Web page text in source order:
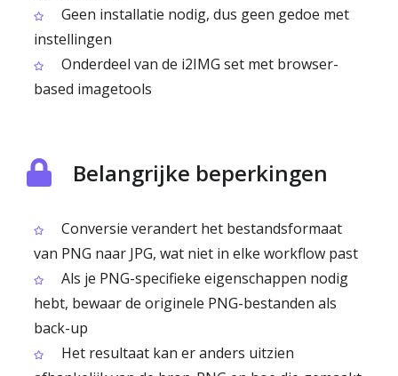
Geen installatie nodig, dus geen gedoe met
instellingen
Onderdeel van de i2IMG set met browser-
based imagetools
Belangrijke beperkingen
Conversie verandert het bestandsformaat
van PNG naar JPG, wat niet in elke workflow past
Als je PNG-specifieke eigenschappen nodig
hebt, bewaar de originele PNG-bestanden als
back-up
Het resultaat kan er anders uitzien